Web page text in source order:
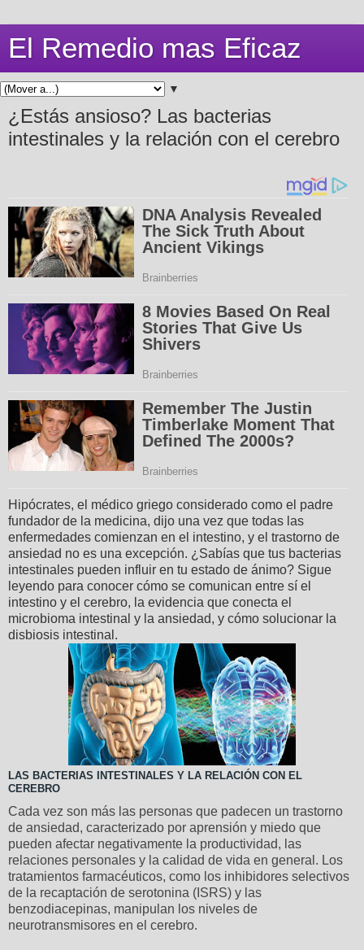
El Remedio mas Eficaz
▼
¿Estás ansioso? Las bacterias
intestinales y la relación con el cerebro
Hipócrates, el médico griego considerado como el padre
fundador de la medicina, dijo una vez que todas las
enfermedades comienzan en el intestino, y el trastorno de
ansiedad no es una excepción. ¿Sabías que tus bacterias
intestinales pueden influir en tu estado de ánimo? Sigue
leyendo para conocer cómo se comunican entre sí el
intestino y el cerebro, la evidencia que conecta el
microbioma intestinal y la ansiedad, y cómo solucionar la
disbiosis intestinal.
LAS BACTERIAS INTESTINALES Y LA RELACIÓN CON EL
CEREBRO
Cada vez son más las personas que padecen un trastorno
de ansiedad, caracterizado por aprensión y miedo que
pueden afectar negativamente la productividad, las
relaciones personales y la calidad de vida en general. Los
tratamientos farmacéuticos, como los inhibidores selectivos
de la recaptación de serotonina (ISRS) y las
benzodiacepinas, manipulan los niveles de
neurotransmisores en el cerebro.